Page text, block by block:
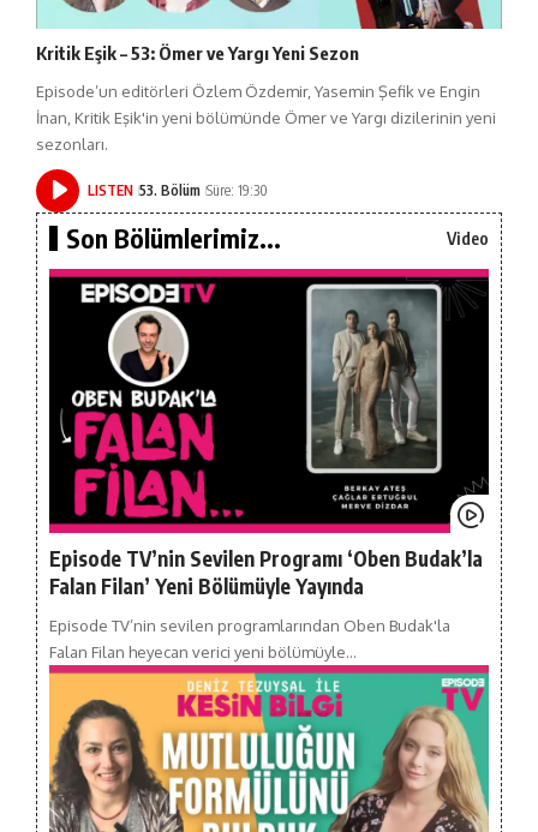
Kritik Eşik – 53: Ömer ve Yargı Yeni Sezon
Episode’un editörleri Özlem Özdemir, Yasemin Şefik ve Engin
İnan, Kritik Eşik'in yeni bölümünde Ömer ve Yargı dizilerinin yeni
sezonları.
LISTEN 53. Bölüm Süre: 19:30
Son Bölümlerimiz... Video
Episode TV’nin Sevilen Programı ‘Oben Budak’la
Falan Filan’ Yeni Bölümüyle Yayında
Episode TV’nin sevilen programlarından Oben Budak'la
Falan Filan heyecan verici yeni bölümüyle…